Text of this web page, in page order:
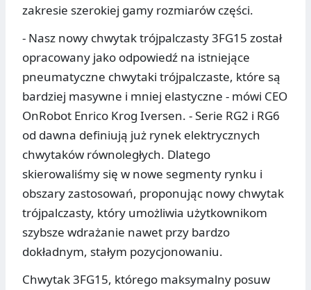
zakresie szerokiej gamy rozmiarów części.
- Nasz nowy chwytak trójpalczasty 3FG15 został
opracowany jako odpowiedź na istniejące
pneumatyczne chwytaki trójpalczaste, które są
bardziej masywne i mniej elastyczne - mówi CEO
OnRobot Enrico Krog Iversen. - Serie RG2 i RG6
od dawna definiują już rynek elektrycznych
chwytaków równoległych. Dlatego
skierowaliśmy się w nowe segmenty rynku i
obszary zastosowań, proponując nowy chwytak
trójpalczasty, który umożliwia użytkownikom
szybsze wdrażanie nawet przy bardzo
dokładnym, stałym pozycjonowaniu.
Chwytak 3FG15, którego maksymalny posuw